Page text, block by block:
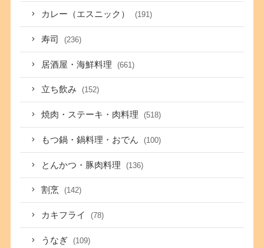
カレー（エスニック） (191)
寿司 (236)
居酒屋・海鮮料理 (661)
立ち飲み (152)
焼肉・ステーキ・肉料理 (518)
もつ鍋・鍋料理・おでん (100)
とんかつ・豚肉料理 (136)
割烹 (142)
カキフライ (78)
うなぎ (109)